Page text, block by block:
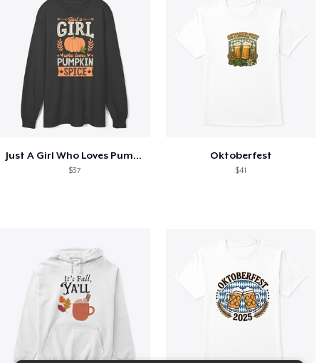
Just A Girl Who Loves Pumpkin Spice
$37
Oktoberfest
$41